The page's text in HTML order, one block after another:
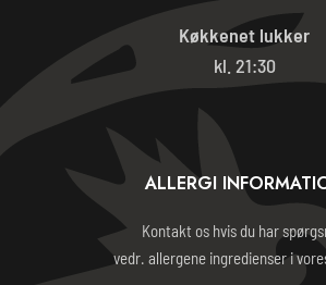
Køkkenet lukker
kl. 21:30
ALLERGI
Kontakt os hvis du har
vedr. allergene ingredienser i